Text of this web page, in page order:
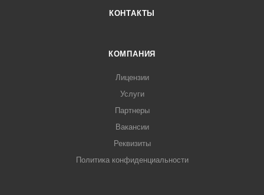
КОНТАКТЫ
КОМПАНИЯ
Лицензии
Услуги
Партнеры
Вакансии
Реквизиты
Политика конфиденциальности